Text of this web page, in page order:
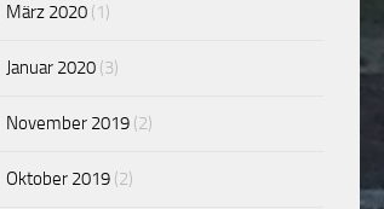
März 2020 (1)
Januar 2020 (3)
November 2019 (2)
Oktober 2019 (2)